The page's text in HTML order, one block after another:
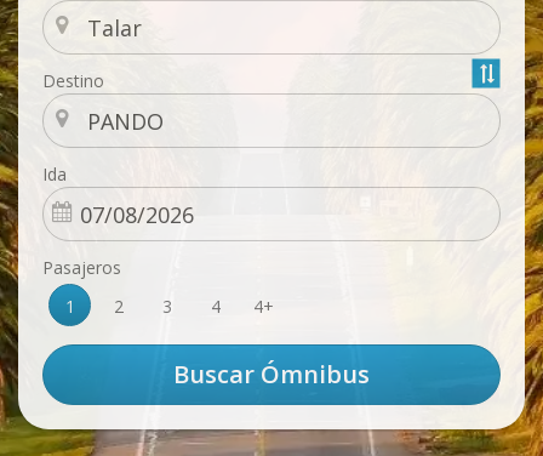
Destino
Ida
Pasajeros
1
2 3 4 4+